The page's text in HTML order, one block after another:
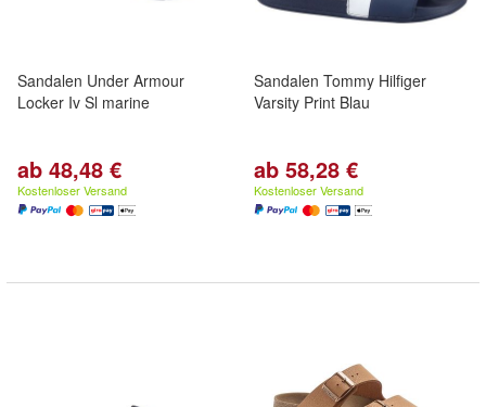
Sandalen Under Armour
Locker Iv Sl marine
ab 48,48 €
Kostenloser Versand
Sandalen Tommy Hilfiger
Varsity Print Blau
ab 58,28 €
Kostenloser Versand